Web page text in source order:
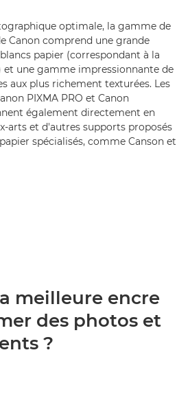
optimale, la gamme de
Canon comprend une grande
papier (correspondant à la
une gamme impressionnante de
aux plus richement texturées. Les
PIXMA PRO et Canon
également directement en
arts et d'autres supports proposés
spécialisés, comme Canson et
meilleure encre
des photos et
?